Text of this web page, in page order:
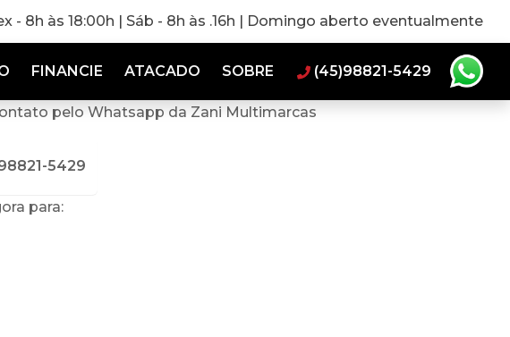
- 8h às 18:00h | Sáb - 8h às .16h | Domingo aberto eventualmente
FINANCIE ATACADO SOBRE (45)98821-5429
pelo Whatsapp da Zani Multimarcas
5429
para: